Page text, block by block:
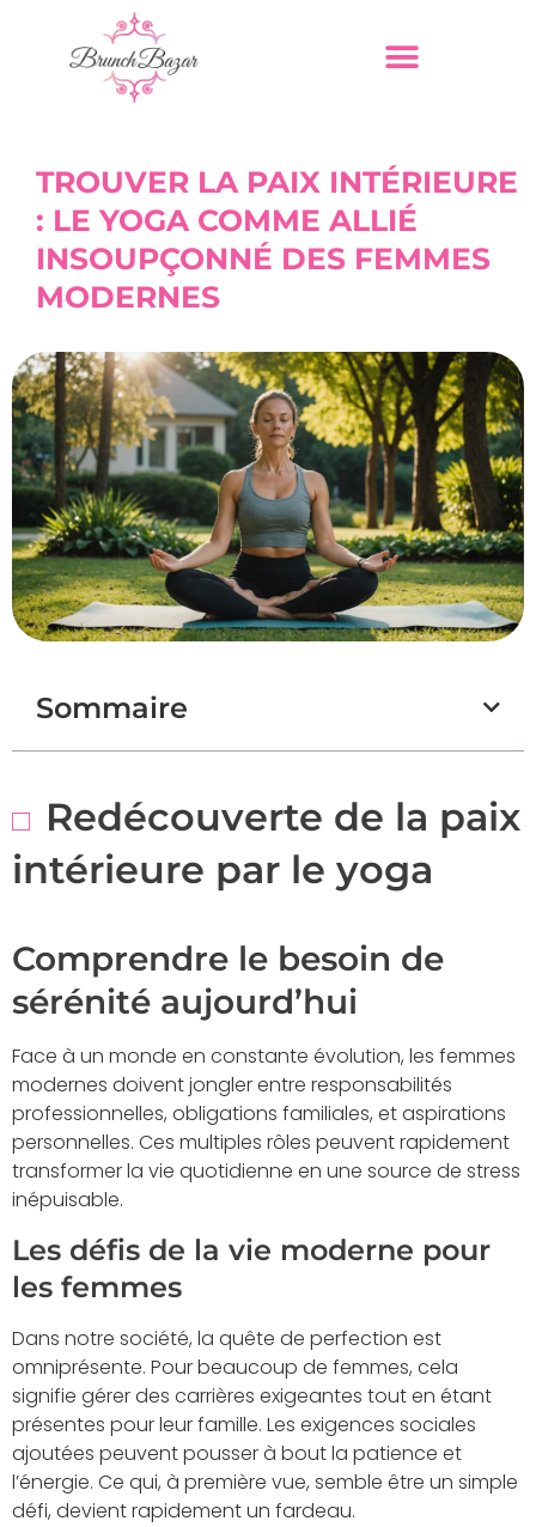
TROUVER LA PAIX INTÉRIEURE
: LE YOGA COMME ALLIÉ
INSOUPÇONNÉ DES FEMMES
MODERNES
Sommaire
Redécouverte de la paix
intérieure par le yoga
Comprendre le besoin de
sérénité aujourd’hui
Face à un monde en constante évolution, les femmes
modernes doivent jongler entre responsabilités
professionnelles, obligations familiales, et aspirations
personnelles. Ces multiples rôles peuvent rapidement
transformer la vie quotidienne en une source de stress
inépuisable.
Les défis de la vie moderne pour
les femmes
Dans notre société, la quête de perfection est
omniprésente. Pour beaucoup de femmes, cela
signifie gérer des carrières exigeantes tout en étant
présentes pour leur famille. Les exigences sociales
ajoutées peuvent pousser à bout la patience et
l’énergie. Ce qui, à première vue, semble être un simple
défi, devient rapidement un fardeau.